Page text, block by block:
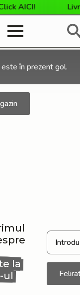
AICI!
în prezent gol.
la
ul